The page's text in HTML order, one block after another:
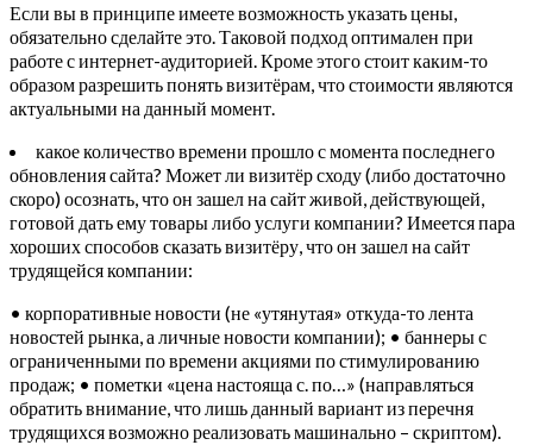
Если вы в принципе имеете возможность указать цены,
обязательно сделайте это. Таковой подход оптимален при
работе с интернет-аудиторией. Кроме этого стоит каким-то
образом разрешить понять визитёрам, что стоимости являются
актуальными на данный момент.
какое количество времени прошло с момента последнего
обновления сайта? Может ли визитёр сходу (либо достаточно
скоро) осознать, что он зашел на сайт живой, действующей,
готовой дать ему товары либо услуги компании? Имеется пара
хороших способов сказать визитёру, что он зашел на сайт
трудящейся компании:
• корпоративные новости (не «утянутая» откуда-то лента
новостей рынка, а личные новости компании); • баннеры с
ограниченными по времени акциями по стимулированию
продаж; • пометки «цена настояща с. по…» (направляться
обратить внимание, что лишь данный вариант из перечня
трудящихся возможно реализовать машинально – скриптом).